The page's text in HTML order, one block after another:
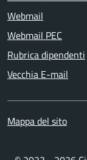
Webmail
Webmail PEC
Rubrica dipendenti
Vecchia E-mail
Mappa del sito